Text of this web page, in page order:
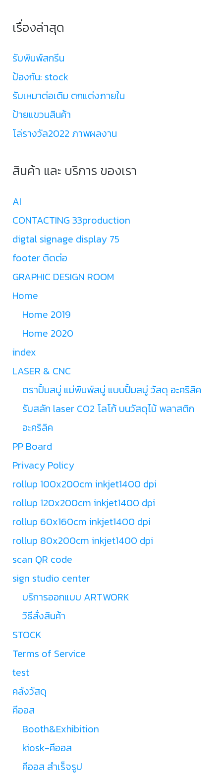
เรื่องล่าสุด
รับพิมพ์สกรีน
ป้องกัน: stock
รับเหมาต่อเติม ตกแต่งภายใน
ป้ายแขวนสินค้า
โล่รางวัล2022 ภาพผลงาน
สินค้า และ บริการ ของเรา
AI
CONTACTING 33production
digtal signage display 75
footer ติดต่อ
GRAPHIC DESIGN ROOM
Home
Home 2019
Home 2020
index
LASER & CNC
ตราปั้มสบู่ แม่พิมพ์สบู่ แบบปั้มสบู่ วัสดุ อะคริลิค
รับสลัก laser CO2 โลโก้ บนวัสดุไม้ พลาสติก
อะคริลิค
PP Board
Privacy Policy
rollup 100x200cm inkjet1400 dpi
rollup 120x200cm inkjet1400 dpi
rollup 60x160cm inkjet1400 dpi
rollup 80x200cm inkjet1400 dpi
scan QR code
sign studio center
บริการออกแบบ ARTWORK
วิธีสั่งสินค้า
STOCK
Terms of Service
test
คลังวัสดุ
คีออส
Booth&Exhibition
kiosk-คีออส
คีออส สำเร็จรูป